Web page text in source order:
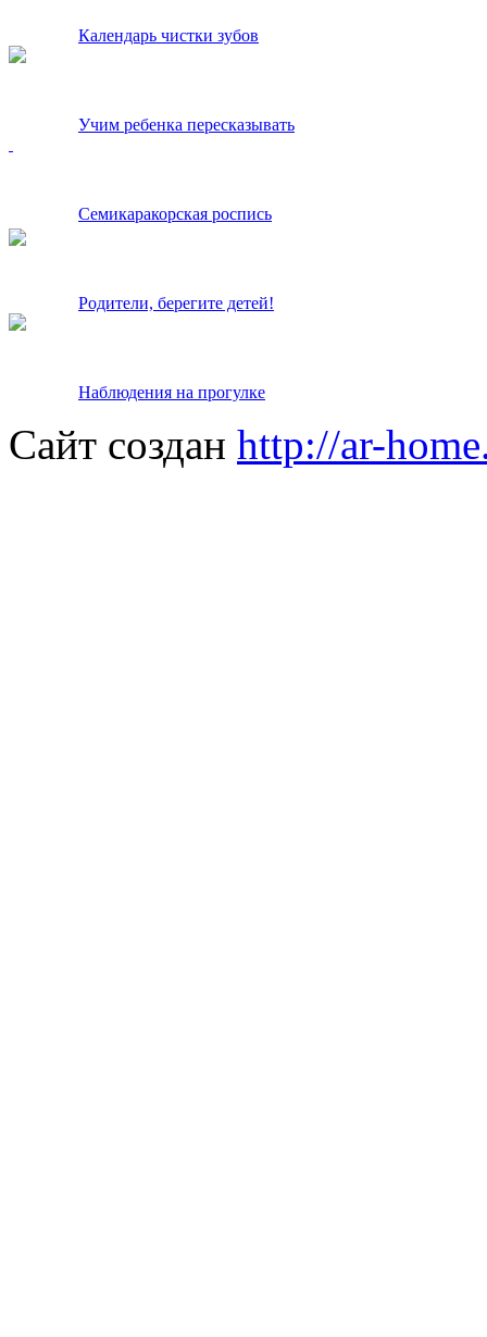
Календарь чистки зубов
Учим ребенка пересказывать
Семикаракорская роспись
Родители, берегите детей!
Наблюдения на прогулке
Сайт создан http://ar-